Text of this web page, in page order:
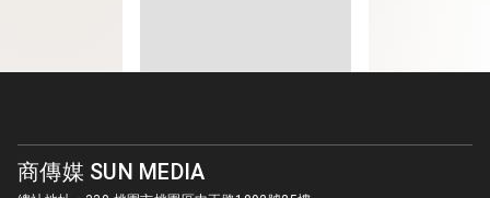
商傳媒 SUN MEDIA